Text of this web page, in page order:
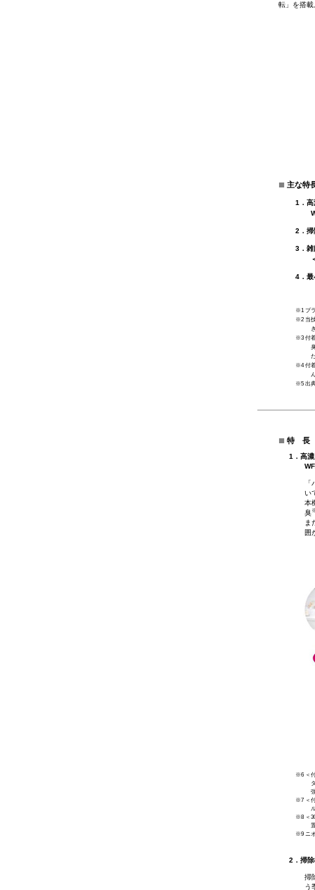
転」を搭載
■ 主な特
1．高
2．掃
3．雑
4．最
※1 プ
※2 当
※3 付
※4 付
※5 出
■ 特 長
1．高
い
本
臭
ま
囲
※6 ＜
※7 ＜
※8 ＜
※9 ニ
2．掃
掃
う